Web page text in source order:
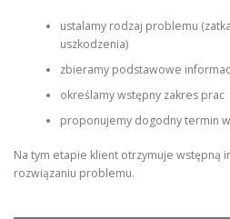
ustalamy rodzaj problemu
uszkodzenia)
zbieramy podstawowe
określamy wstępny zakres prac
proponujemy dogodny termin
Na tym etapie klient otrzymuje wstępną
rozwiązaniu problemu.